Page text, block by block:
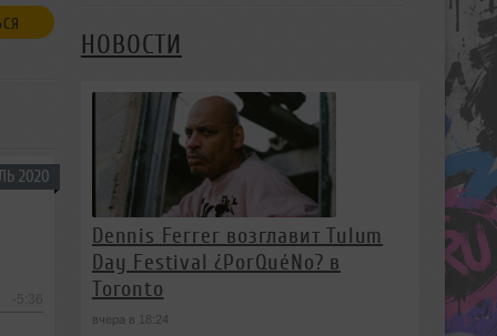
2020
-5:36
НОВОСТИ
Dennis Ferrer возглавит Tulum
Day Festival ¿PorQuéNo? в
Toronto
вчера в 18:24